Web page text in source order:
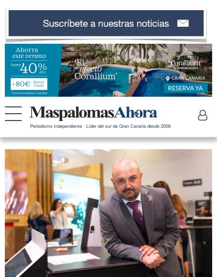
Periodismo Independiente · Líder del sur de Gran Canaria desde 2006